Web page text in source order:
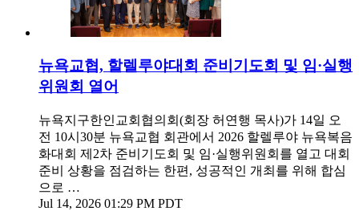
뉴욕교협, 할렐루야대회 준비기도회 및 임·실행
위원회 열어
뉴욕지구한인교회협의회(회장 허연행 목사)가 14일 오
전 10시30분 뉴욕교협 회관에서 2026 할렐루야 뉴욕복음
화대회 제2차 준비기도회 및 임·실행위원회를 열고 대회
준비 상황을 점검하는 한편, 성공적인 개최를 위해 합심
으로 …
Jul 14, 2026 01:29 PM PDT